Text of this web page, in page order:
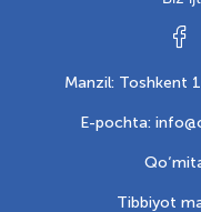
Manzil: Toshkent
E-pochta:
Tibbiyot